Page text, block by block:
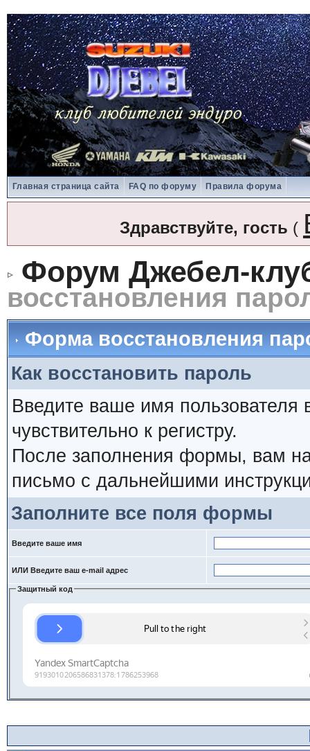
Главная страница сайта FAQ по форуму Правила форума
Здравствуйте, гость (
Форум Джебел-
восстановления
Форма восстановления
Как восстановить пароль
Введите ваше имя
чувствительно к регистру.
После заполнения формы, вам на
письмо с дальнейшими
Заполните все поля формы
Введите ваше имя
ИЛИ Введите ваш e-mail адрес
Защитный код